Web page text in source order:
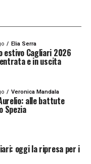
TOP NEWS
Elia Serra
estivo Cagliari 2026
e in uscita
Veronica Mandala
alle battute
Spezia
oggi la ripresa per i